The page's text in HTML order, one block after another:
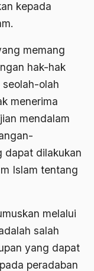
kepada
memang
hak-hak
olah
menerima
mendalam
dapat dilakukan
Islam tentang
melalui
salah
yang dapat
peradaban